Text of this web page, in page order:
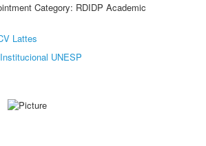
Category: RDIDP Academic
Lattes
UNESP